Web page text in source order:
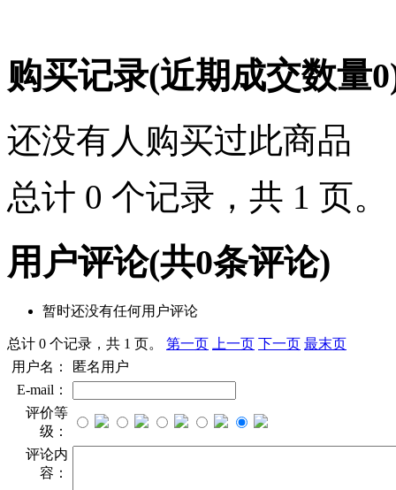
购买记录(近期成交数量0
还没有人购买过此商品
总计 0 个记录，共 1 页。
用户评论(共0条评论)
暂时还没有任何用户评论
总计 0 个记录，共 1 页。 第一页 上一页 下一页 最末页
用户名：
匿名用户
E-mail：
评价等
级：
评论内
容：